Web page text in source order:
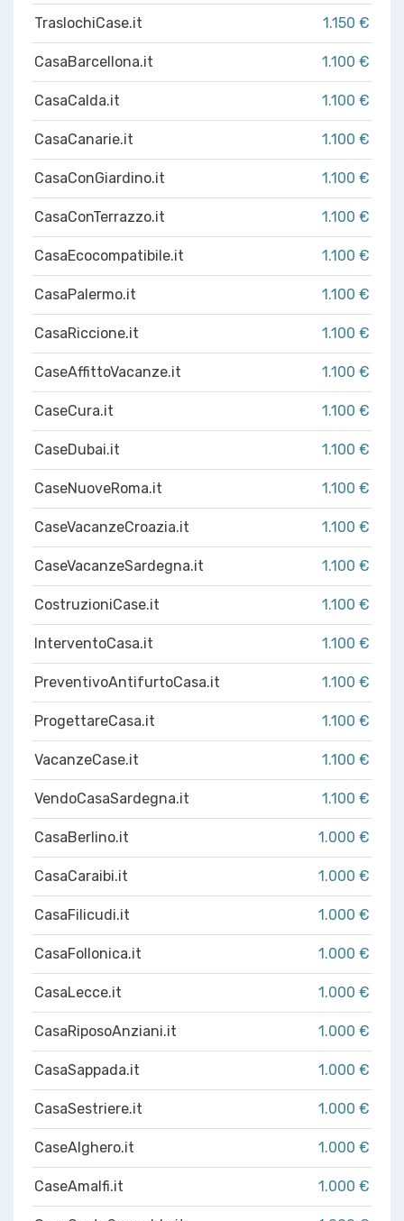
TraslochiCase.it 1.150 €
CasaBarcellona.it 1.100 €
CasaCalda.it 1.100 €
CasaCanarie.it 1.100 €
CasaConGiardino.it 1.100 €
CasaConTerrazzo.it 1.100 €
CasaEcocompatibile.it 1.100 €
CasaPalermo.it 1.100 €
CasaRiccione.it 1.100 €
CaseAffittoVacanze.it 1.100 €
CaseCura.it 1.100 €
CaseDubai.it 1.100 €
CaseNuoveRoma.it 1.100 €
CaseVacanzeCroazia.it 1.100 €
CaseVacanzeSardegna.it 1.100 €
CostruzioniCase.it 1.100 €
InterventoCasa.it 1.100 €
PreventivoAntifurtoCasa.it 1.100 €
ProgettareCasa.it 1.100 €
VacanzeCase.it 1.100 €
VendoCasaSardegna.it 1.100 €
CasaBerlino.it 1.000 €
CasaCaraibi.it 1.000 €
CasaFilicudi.it 1.000 €
CasaFollonica.it 1.000 €
CasaLecce.it 1.000 €
CasaRiposoAnziani.it 1.000 €
CasaSappada.it 1.000 €
CasaSestriere.it 1.000 €
CaseAlghero.it 1.000 €
CaseAmalfi.it 1.000 €